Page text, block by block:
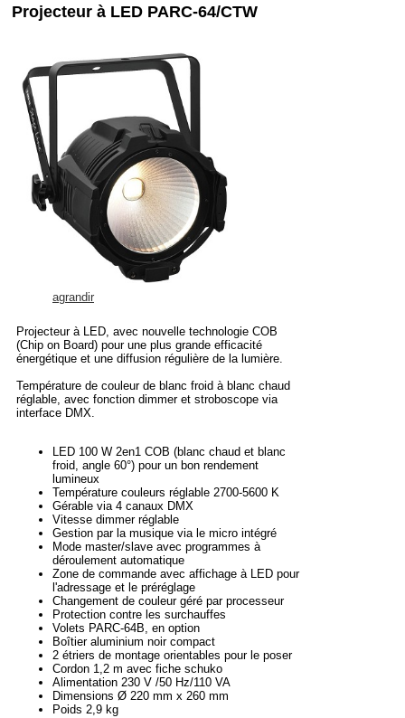
Projecteur à LED PARC-64/CTW
agrandir
Projecteur à LED, avec nouvelle technologie COB
(Chip on Board) pour une plus grande efficacité
énergétique et une diffusion régulière de la lumière.
Température de couleur de blanc froid à blanc chaud
réglable, avec fonction dimmer et stroboscope via
interface DMX.
LED 100 W 2en1 COB (blanc chaud et blanc
froid, angle 60°) pour un bon rendement
lumineux
Température couleurs réglable 2700-5600 K
Gérable via 4 canaux DMX
Vitesse dimmer réglable
Gestion par la musique via le micro intégré
Mode master/slave avec programmes à
déroulement automatique
Zone de commande avec affichage à LED pour
l'adressage et le préréglage
Changement de couleur géré par processeur
Protection contre les surchauffes
Volets PARC-64B, en option
Boîtier aluminium noir compact
2 étriers de montage orientables pour le poser
Cordon 1,2 m avec fiche schuko
Alimentation 230 V /50 Hz/110 VA
Dimensions Ø 220 mm x 260 mm
Poids 2,9 kg